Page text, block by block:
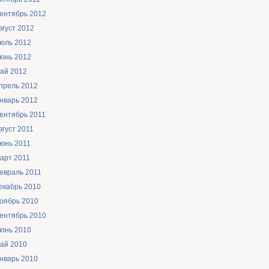
2012
2012
2012
2012
2012
2012
2012
2011
2011
2011
2011
2011
2010
2010
2010
2010
2010
2010